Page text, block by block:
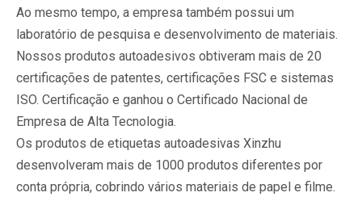
Ao mesmo tempo, a empresa também possui um
laboratório de pesquisa e desenvolvimento de materiais.
Nossos produtos autoadesivos obtiveram mais de 20
certificações de patentes, certificações FSC e sistemas
ISO. Certificação e ganhou o Certificado Nacional de
Empresa de Alta Tecnologia.
Os produtos de etiquetas autoadesivas Xinzhu
desenvolveram mais de 1000 produtos diferentes por
conta própria, cobrindo vários materiais de papel e filme.